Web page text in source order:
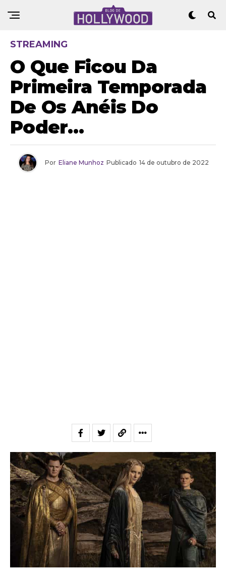
STREAMING
O Que Ficou Da
Primeira Temporada
De Os Anéis Do
Poder…
Por Eliane Munhoz Publicado 14 de outubro de 2022